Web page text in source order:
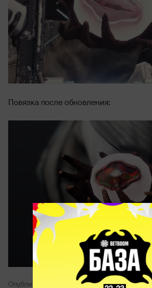
Повязка после обновления:
Опубликовано:
Константин Семёнов